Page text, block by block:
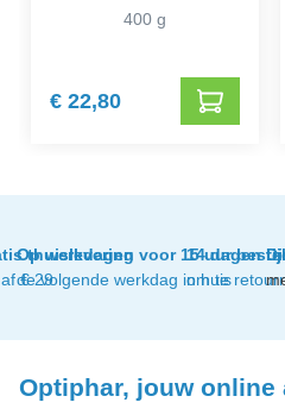
400 g
€ 22,80
thuislevering
€ 29
Op werkdagen voor 15 uur
de volgende werkdag in huis
14 dagen
om te
Optiphar, jouw online